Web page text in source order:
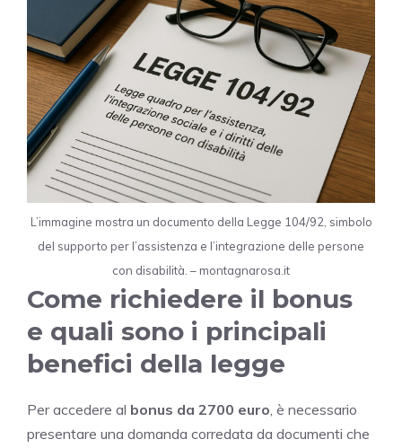
L’immagine mostra un documento della Legge 104/92, simbolo
del supporto per l’assistenza e l’integrazione delle persone
con disabilità. – montagnarosa.it
Come richiedere il bonus
e quali sono i principali
benefici della legge
Per accedere al bonus da 2700 euro, è necessario
presentare una domanda corredata da documenti che